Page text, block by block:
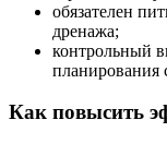
обязателен
дренажа;
контрольный
планирования
Как повысить